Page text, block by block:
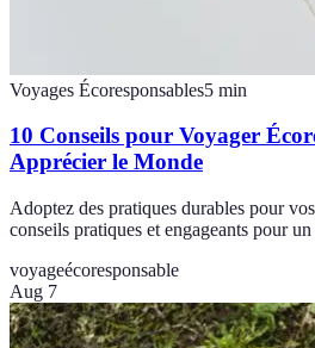
Voyages Écoresponsables5 min
10 Conseils pour Voyager
Apprécier le Monde
Adoptez des pratiques durables pour
conseils pratiques et engageants pour
voyageécoresponsable
Aug 7